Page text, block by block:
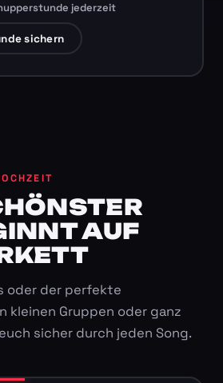
jederzeit
sichern
AUF
oder der perfekte
kleinen Gruppen oder ganz
sicher durch jeden Song.